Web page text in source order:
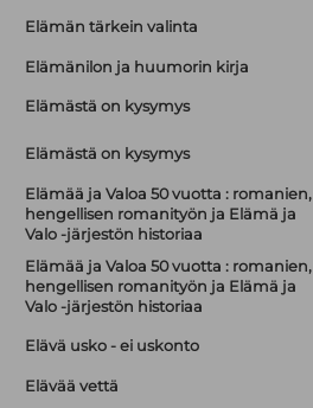
Elämän tärkein valinta
Elämänilon ja huumorin kirja
Elämästä on kysymys
Elämästä on kysymys
Elämää ja Valoa 50 vuotta : romanien,
hengellisen romanityön ja Elämä ja
Valo -järjestön historiaa
Elämää ja Valoa 50 vuotta : romanien,
hengellisen romanityön ja Elämä ja
Valo -järjestön historiaa
Elävä usko - ei uskonto
Elävää vettä